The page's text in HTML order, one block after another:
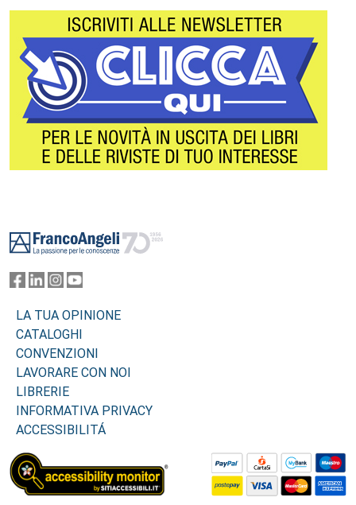
LA TUA OPINIONE
CATALOGHI
CONVENZIONI
LAVORARE CON NOI
LIBRERIE
INFORMATIVA PRIVACY
ACCESSIBILITÁ